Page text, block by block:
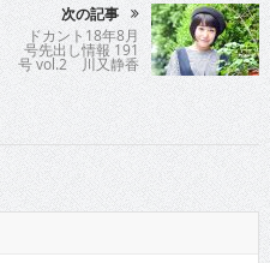
次の記事
ドカント18年8月
号先出し情報 191
号 vol.2 川又静香